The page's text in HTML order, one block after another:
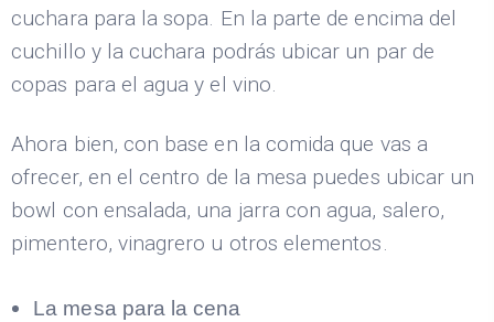
cuchara para la sopa. En la parte de encima del
cuchillo y la cuchara podrás ubicar un par de
copas para el agua y el vino.
Ahora bien, con base en la comida que vas a
ofrecer, en el centro de la mesa puedes ubicar un
bowl con ensalada, una jarra con agua, salero,
pimentero, vinagrero u otros elementos.
La mesa para la cena